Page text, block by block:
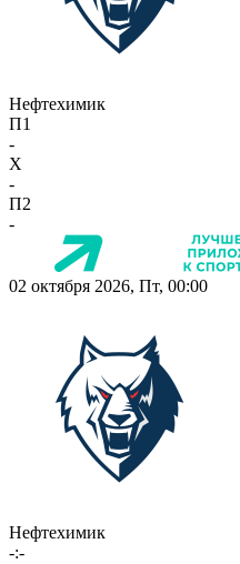
Нефтехимик
П1
-
X
-
П2
-
02 октября 2026, Пт, 00:00
Нефтехимик
-:-